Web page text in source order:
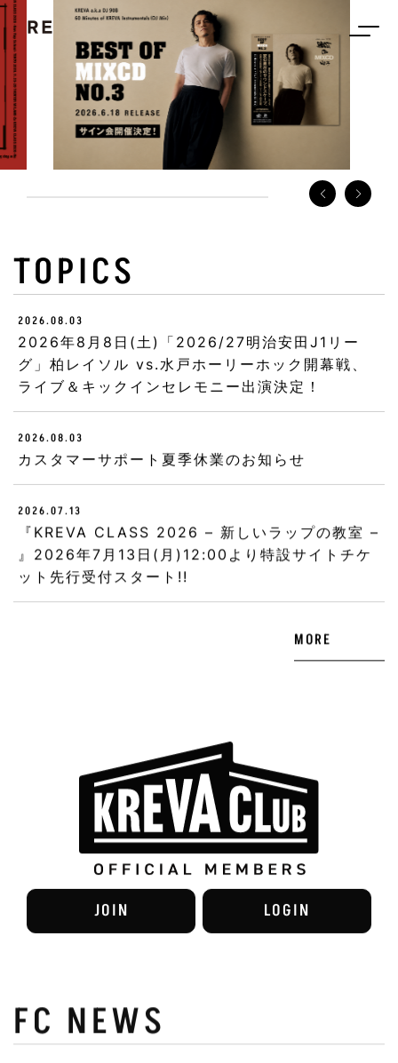
TOPICS
2026.08.03
2026年8月8日(土)「2026/27明治安田J1リー
グ」柏レイソル vs.水戸ホーリーホック開幕戦、
ライブ＆キックインセレモニー出演決定！
2026.08.03
カスタマーサポート夏季休業のお知らせ
2026.07.13
『KREVA CLASS 2026 – 新しいラップの教室 –
』2026年7月13日(月)12:00より特設サイトチケ
ット先行受付スタート!!
MORE
JOIN LOGIN
FC NEWS